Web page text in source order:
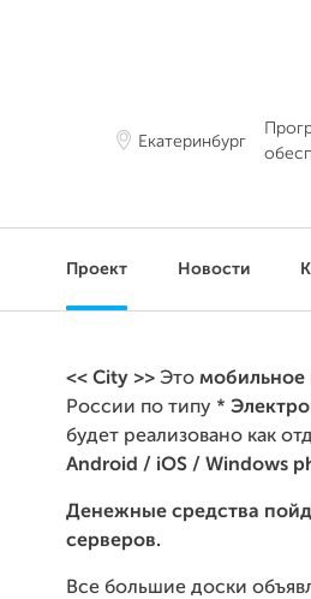
Екатеринбург
Проект Новости
<< City >> Это
России по типу *
будет реализовано как
Android / iOS / Windows
Денежные средства
серверов.
Все большие доски